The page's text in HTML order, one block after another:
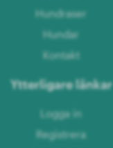
Hundraser
Hundar
Kontakt
Ytterligare länkar
Logga in
Registrera